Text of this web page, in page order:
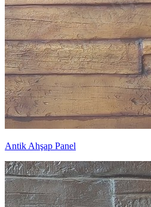
Antik Ahşap Panel